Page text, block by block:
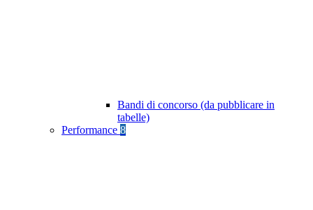
Bandi di concorso (da pubblicare in
tabelle)
Performance 8